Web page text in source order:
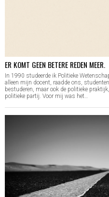
ER KOMT GEEN BETERE REDEN MEER.
In 1990 studeerde ik Politieke
alleen mijn docent, raadde ons,
bestuderen, maar ook de politieke
politieke partij. Voor mij was het…